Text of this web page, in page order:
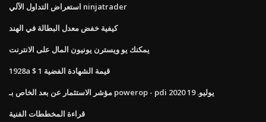
استعراض التداول الآلي ninjatrader
كيفية خفض معدل البطالة في الهند
يمكنك يو ويسترن يونيون المال على الانترنت
1928a $ 1 قيمة الشهادة الفضية
مؤشر الاستثمار عن بعد الخاص بـ powerop - pdi يوليو. 19 2020
قراءة المخططات الفنية